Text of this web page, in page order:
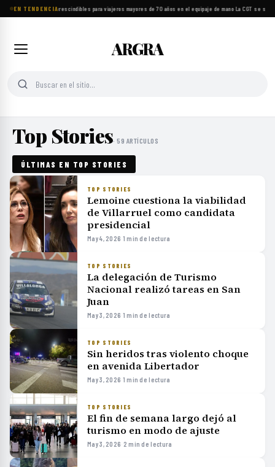
EN TENDENCIA
Ocho objetos imprescindibles para viajeros mayores de 70 años en el equipaje de mano· La CGT se
ARGRA
Top Stories· 59 ARTÍCULOS
ÚLTIMAS EN TOP STORIES
TOP STORIES
Lemoine cuestiona la viabilidad
de Villarruel como candidata
presidencial
May 4, 2026·1 min de lectura
TOP STORIES
La delegación de Turismo
Nacional realizó tareas en San
Juan
May 3, 2026·1 min de lectura
TOP STORIES
Sin heridos tras violento choque
en avenida Libertador
May 3, 2026·1 min de lectura
TOP STORIES
El fin de semana largo dejó al
turismo en modo de ajuste
May 3, 2026· 2 min de lectura